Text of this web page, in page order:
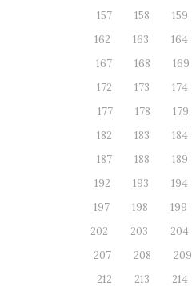
157
158 159
162
163 164
167
168 169
172
173 174
177
178 179
182
183 184
187
188 189
192
193 194
197
198 199
202
203 204
207
208 209
212
213 214